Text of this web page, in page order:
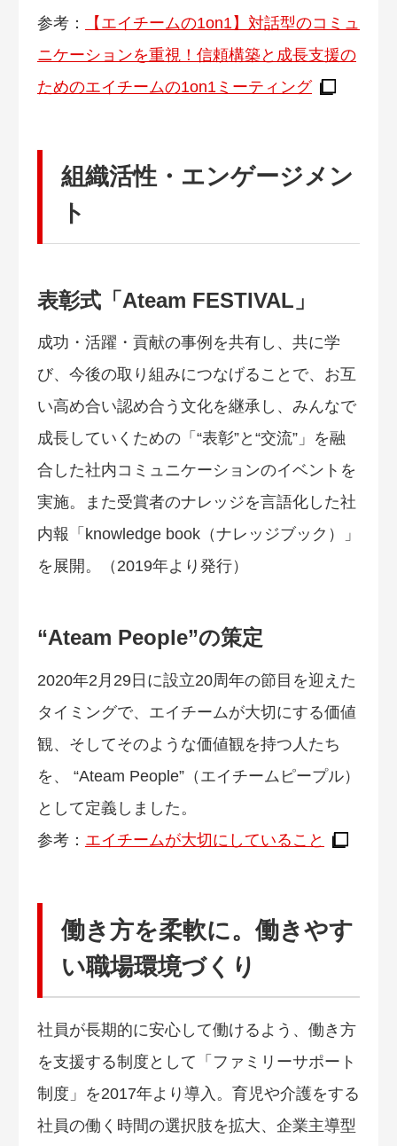
参考：
【エイチームの1on1】対話型のコミュ
ニケーションを重視！信頼構築と成長支援の
ためのエイチームの1on1ミーティング
組織活性・エンゲージメン
ト
表彰式「Ateam FESTIVAL」
成功・活躍・貢献の事例を共有し、共に学
び、今後の取り組みにつなげることで、お互
い高め合い認め合う文化を継承し、みんなで
成長していくための「“表彰”と“交流”」を融
合した社内コミュニケーションのイベントを
実施。また受賞者のナレッジを言語化した社
内報「knowledge book（ナレッジブック）」
を展開。（2019年より発行）
“Ateam People”の策定
2020年2月29日に設立20周年の節目を迎えた
タイミングで、エイチームが大切にする価値
観、そしてそのような価値観を持つ人たち
を、 “Ateam People”（エイチームピープル）
として定義しました。
参考： エイチームが大切にしていること
働き方を柔軟に。働きやす
い職場環境づくり
社員が長期的に安心して働けるよう、働き方
を支援する制度として「ファミリーサポート
制度」を2017年より導入。育児や介護をする
社員の働く時間の選択肢を拡大、企業主導型